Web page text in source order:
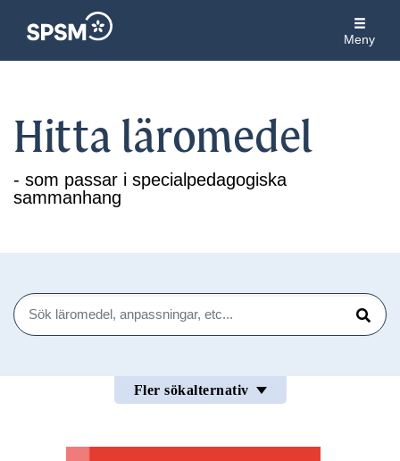
Meny
Hitta läromedel
- som passar i specialpedagogiska
sammanhang
Sök
Sök
Fler sökalternativ